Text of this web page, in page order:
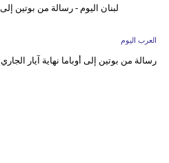
العرب اليوم
رسالة من بوتين إلى أوباما نهاية آيار الجاري